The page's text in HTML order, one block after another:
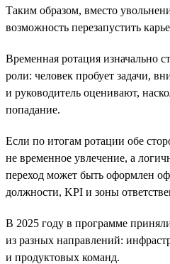
Таким образом, вместо
возможность перезапустить
Временная ротация изначально
роли: человек пробует задачи,
и руководитель оценивают,
попадание.
Если по итогам ротации обе
не временное увлечение, а
переход может быть оформлен
должности, KPI и зоны
В 2025 году в программе
из разных направлений:
и продуктовых команд.